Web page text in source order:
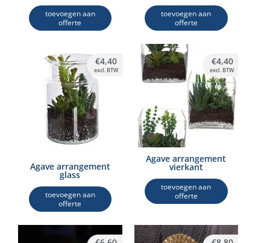
toevoegen aan
offerte
toevoegen aan
offerte
Agave arrangement
glass
toevoegen aan
offerte
€4,40
excl. BTW
Agave arrangement
vierkant
toevoegen aan
offerte
€4,40
excl. BTW